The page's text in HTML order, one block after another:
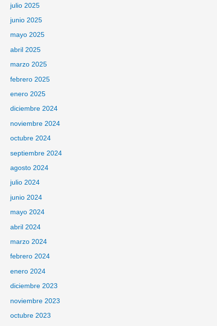
julio 2025
junio 2025
mayo 2025
abril 2025
marzo 2025
febrero 2025
enero 2025
diciembre 2024
noviembre 2024
octubre 2024
septiembre 2024
agosto 2024
julio 2024
junio 2024
mayo 2024
abril 2024
marzo 2024
febrero 2024
enero 2024
diciembre 2023
noviembre 2023
octubre 2023